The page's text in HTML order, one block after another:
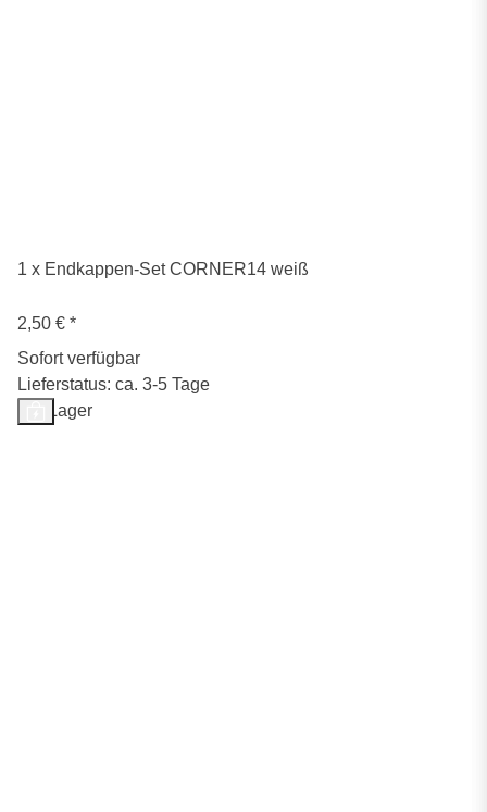
1 x Endkappen-Set CORNER14 weiß
2,50 € *
Sofort verfügbar
Lieferstatus: ca. 3-5 Tage
Auf Lager